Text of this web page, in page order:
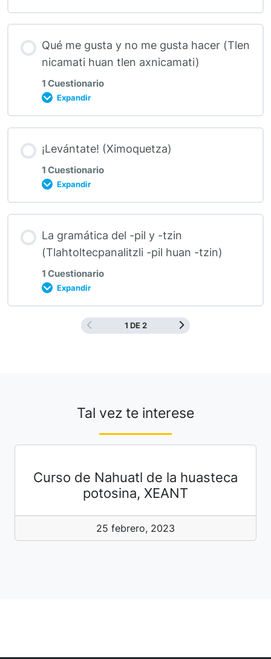
Qué me gusta y no me gusta hacer (Tlen
nicamati huan tlen axnicamati)
1 Cuestionario
Expandir
¡Levántate! (Ximoquetza)
1 Cuestionario
Expandir
La gramática del -pil y -tzin
(Tlahtoltecpanalitzli -pil huan -tzin)
1 Cuestionario
Expandir
1 DE 2
Tal vez te interese
Curso de Nahuatl de la huasteca
potosina, XEANT
25 febrero, 2023